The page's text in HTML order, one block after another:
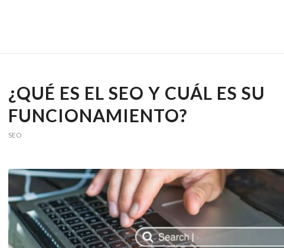
¿QUÉ ES EL SEO Y CUÁL ES SU
FUNCIONAMIENTO?
SEO